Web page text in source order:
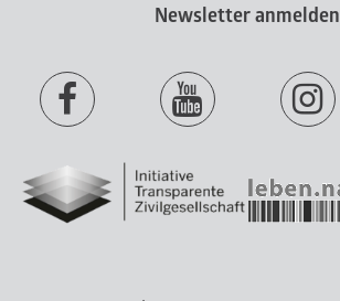
Newsletter anmelden